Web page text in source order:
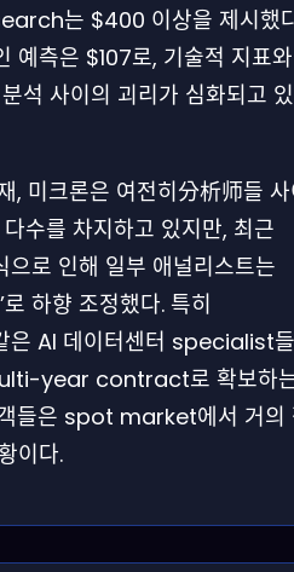
는 $400 이상을 제시했
예측은 $107로, 기술적 지표와
사이의 괴리가 심화되고
, 미크론은 여전히分析师들
다수를 차지하고 있지만, 최근
으로 인해 일부 애널리스트는
하향 조정했다. 특히
AI 데이터센터 specialist
year contract로 확보하
들은 spot market에서 거의
이다.